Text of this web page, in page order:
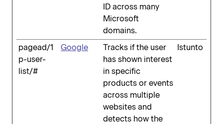
ID across many
Microsoft
domains.
pagead/1
p-user-
list/#
Google
Tracks if the user
has shown interest
in specific
products or events
across multiple
websites and
detects how the
Istunto